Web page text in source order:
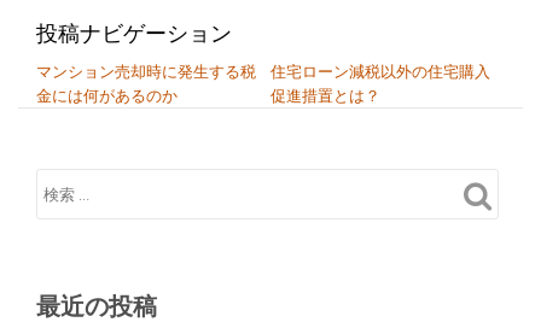
投稿ナビゲーション
マンション売却時に発生する税
金には何があるのか
住宅ローン減税以外の住宅購入
促進措置とは？
最近の投稿